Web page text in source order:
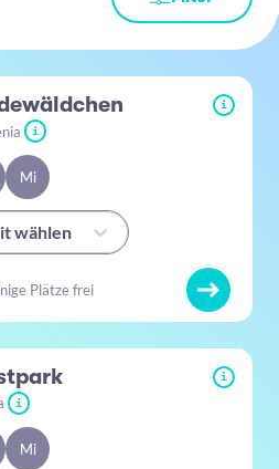
i
i
Mi
wählen
Plätze frei
i
i
Mi